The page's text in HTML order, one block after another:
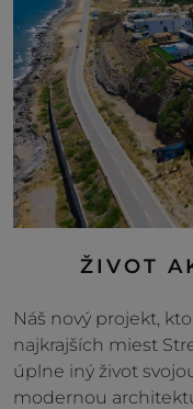
ŽIVOT
Náš nový projekt,
najkrajších miest
úplne iný život
modernou